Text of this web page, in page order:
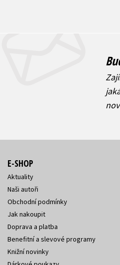
E-SHOP
Aktuality
Naši autoři
Obchodní podmínky
Jak nakoupit
Doprava a platba
Benefitní a slevové programy
Knižní novinky